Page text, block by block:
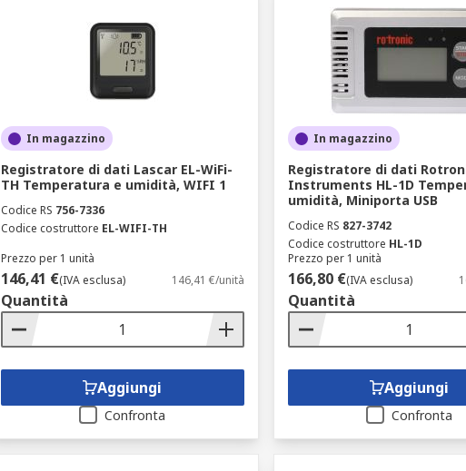
In magazzino
Registratore di dati Lascar EL-WiFi-
TH Temperatura e umidità, WIFI 1
Codice RS 756-7336
Codice costruttore EL-WIFI-TH
Prezzo per 1 unità
146,41 €(IVA esclusa) 146,41 €/unità
Quantità
Aggiungi
Confronta
In magazzino
Registratore di dati
Instruments HL-1D
umidità, Miniporta USB
Codice RS 827-3742
Codice costruttore HL-1D
Prezzo per 1 unità
166,80 €(IVA esclusa)
Quantità
Aggiungi
Confronta